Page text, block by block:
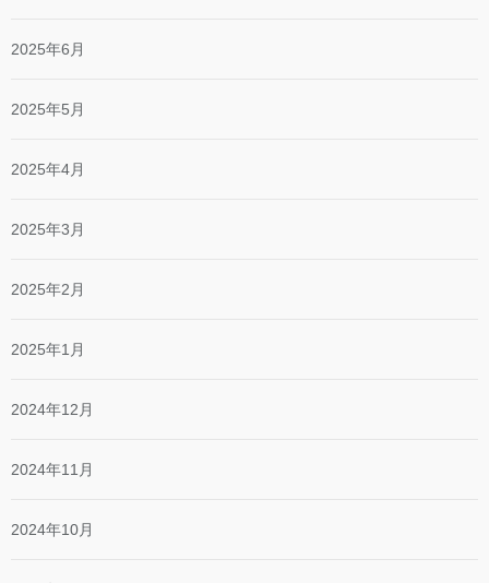
2025年6月
2025年5月
2025年4月
2025年3月
2025年2月
2025年1月
2024年12月
2024年11月
2024年10月